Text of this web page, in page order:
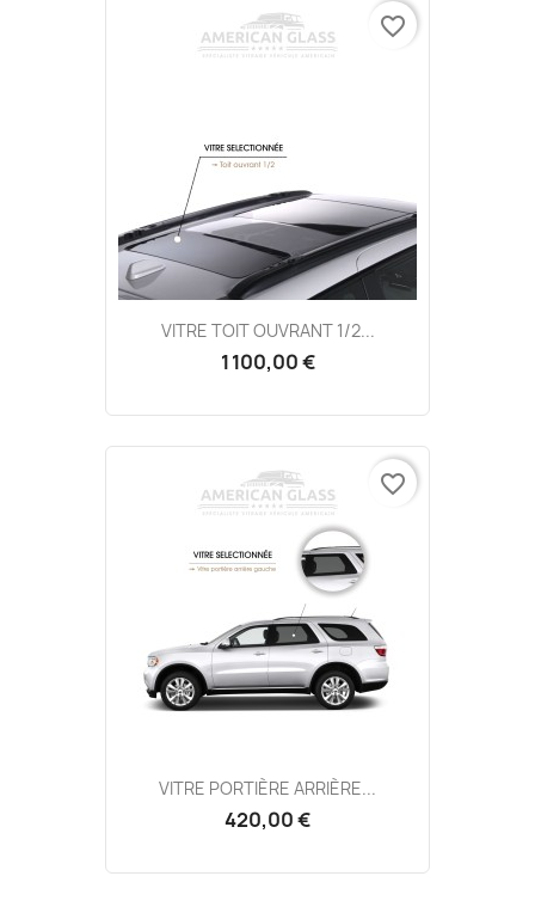
VITRE TOIT OUVRANT 1/2...
1 100,00 €
favorite_border
VITRE PORTIÈRE ARRIÈRE...
420,00 €
favorite_border